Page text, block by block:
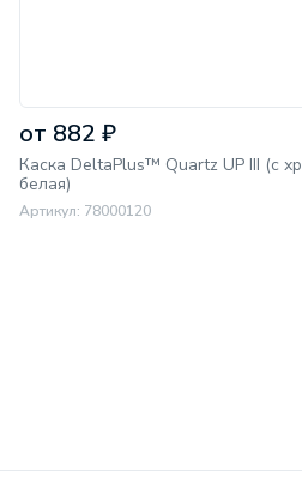
от 882 ₽
Каска DeltaPlus™ Quartz UP III (с
белая)
Артикул: 78000120